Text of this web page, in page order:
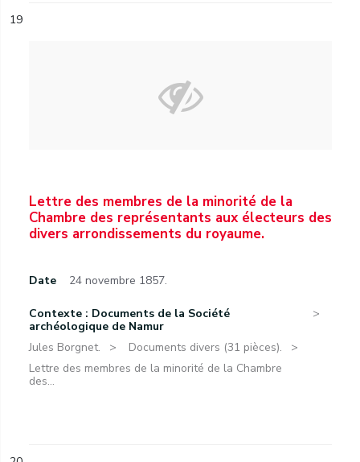
19
Lettre des membres de la minorité de la
Chambre des représentants aux électeurs des
divers arrondissements du royaume.
Date 24 novembre 1857.
Contexte : Documents de la Société
archéologique de Namur
Jules Borgnet.
Documents divers (31 pièces).
Lettre des membres de la minorité de la Chambre
des...